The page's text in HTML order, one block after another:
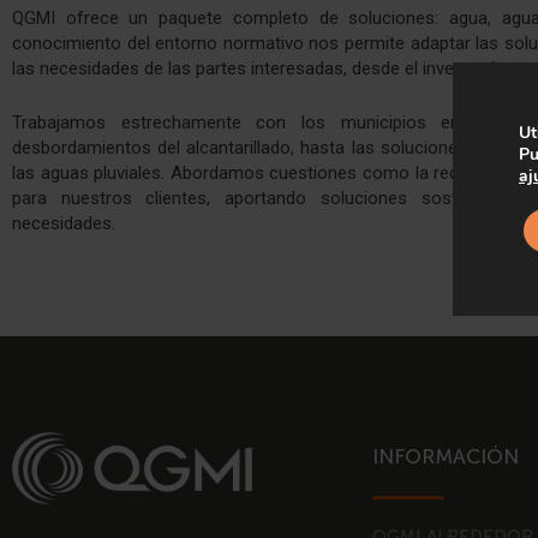
QGMI ofrece un paquete completo de soluciones: agua,
conocimiento del entorno normativo nos permite adaptar las
las necesidades de las partes interesadas, desde el inversor
Trabajamos estrechamente con los municipios en
desbordamientos del alcantarillado, hasta las soluciones más
las aguas pluviales. Abordamos cuestiones como la recogida, el
para nuestros clientes, aportando soluciones sostenibles,
necesidades.
INFORMACIÓN